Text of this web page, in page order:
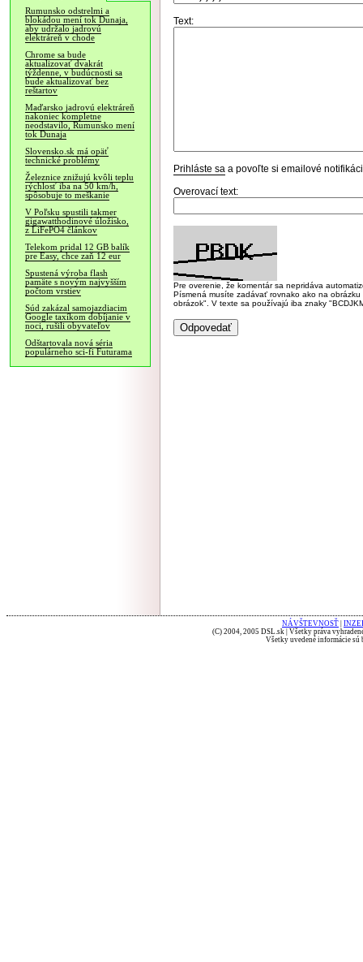
Rumunsko odstrelmi a
blokádou mení tok Dunaja,
aby udržalo jadrovú
elektráreň v chode
Chrome sa bude
aktualizovať dvakrát
týždenne, v budúcnosti sa
bude aktualizovať bez
reštartov
Maďarsko jadrovú elektráreň
nakoniec kompletne
neodstavilo, Rumunsko mení
tok Dunaja
Slovensko.sk má opäť
technické problémy
Železnice znižujú kvôli teplu
rýchlosť iba na 50 km/h,
spôsobuje to meškanie
V Poľsku spustili takmer
gigawatthodinové úložisko,
z LiFePO4 článkov
Telekom pridal 12 GB balík
pre Easy, chce zaň 12 eur
Spustená výroba flash
pamäte s novým najvyšším
počtom vrstiev
Súd zakázal samojazdiacim
Google taxíkom dobíjanie v
noci, rušili obyvateľov
Odštartovala nová séria
populárneho sci-fi Futurama
Text:
Prihláste sa a povoľte si emailové
Overovací text:
Pre overenie, že komentár sa nepridáva
Písmená musíte zadávať rovnako ako na
obrázok". V texte sa používajú iba znaky
NÁVŠTEVNOSŤ
(C) 2004, 2005 DSL.sk | Všetky práva
Všetky uvedené informácie sú